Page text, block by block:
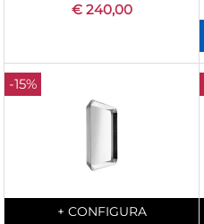
€ 240,00
-15%
Quantità
+ CONFIGURA